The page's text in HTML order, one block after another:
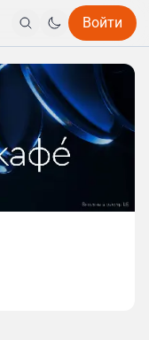
Войти